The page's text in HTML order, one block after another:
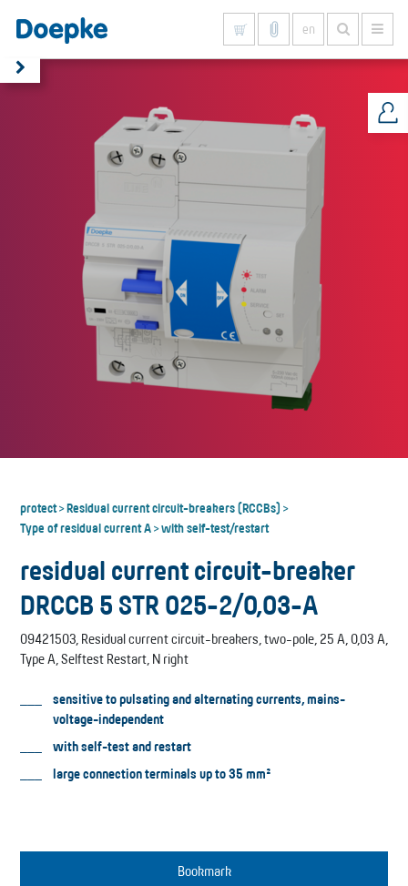
en
protect>Residual current circuit-breakers (RCCBs) >
Type of residual current A>with self-test/restart
residual current circuit-breaker
DRCCB 5 STR 025-2/0,03-A
09421503, Residual current circuit-breakers, two-pole, 25 A, 0,03 A,
Type A, Selftest Restart, N right
sensitive to pulsating and alternating currents, mains-
voltage-independent
with self-test and restart
large connection terminals up to 35 mm²
Bookmark